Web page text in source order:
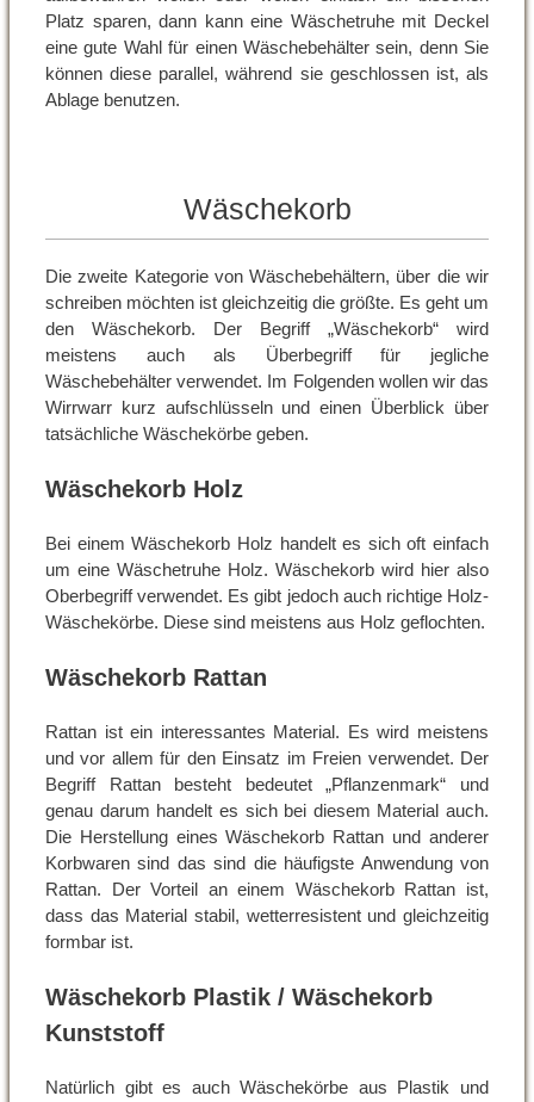
Platz sparen, dann kann eine Wäschetruhe mit Deckel
eine gute Wahl für einen Wäschebehälter sein, denn Sie
können diese parallel, während sie geschlossen ist, als
Ablage benutzen.
Wäschekorb
Die zweite Kategorie von Wäschebehältern, über die wir
schreiben möchten ist gleichzeitig die größte. Es geht um
den Wäschekorb. Der Begriff „Wäschekorb“ wird
meistens auch als Überbegriff für jegliche
Wäschebehälter verwendet. Im Folgenden wollen wir das
Wirrwarr kurz aufschlüsseln und einen Überblick über
tatsächliche Wäschekörbe geben.
Wäschekorb Holz
Bei einem Wäschekorb Holz handelt es sich oft einfach
um eine Wäschetruhe Holz. Wäschekorb wird hier also
Oberbegriff verwendet. Es gibt jedoch auch richtige Holz-
Wäschekörbe. Diese sind meistens aus Holz geflochten.
Wäschekorb Rattan
Rattan ist ein interessantes Material. Es wird meistens
und vor allem für den Einsatz im Freien verwendet. Der
Begriff Rattan besteht bedeutet „Pflanzenmark“ und
genau darum handelt es sich bei diesem Material auch.
Die Herstellung eines Wäschekorb Rattan und anderer
Korbwaren sind das sind die häufigste Anwendung von
Rattan. Der Vorteil an einem Wäschekorb Rattan ist,
dass das Material stabil, wetterresistent und gleichzeitig
formbar ist.
Wäschekorb Plastik / Wäschekorb
Kunststoff
Natürlich gibt es auch Wäschekörbe aus Plastik und